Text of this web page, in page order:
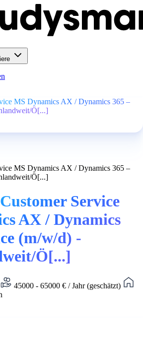
MS Dynamics AX / Dynamics 365 –
Ö[...]
MS Dynamics AX / Dynamics 365 –
Ö[...]
Service
AX / Dynamics
(m/w/d) -
Ö[...]
45000 - 65000 € / Jahr (geschätzt)